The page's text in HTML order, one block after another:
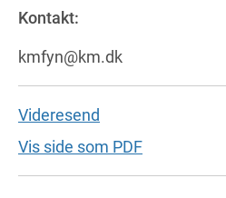
Kontakt:
kmfyn@km.dk
Videresend
Vis side som PDF